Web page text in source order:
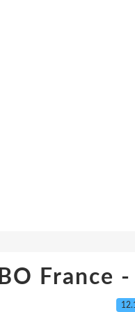
BO France